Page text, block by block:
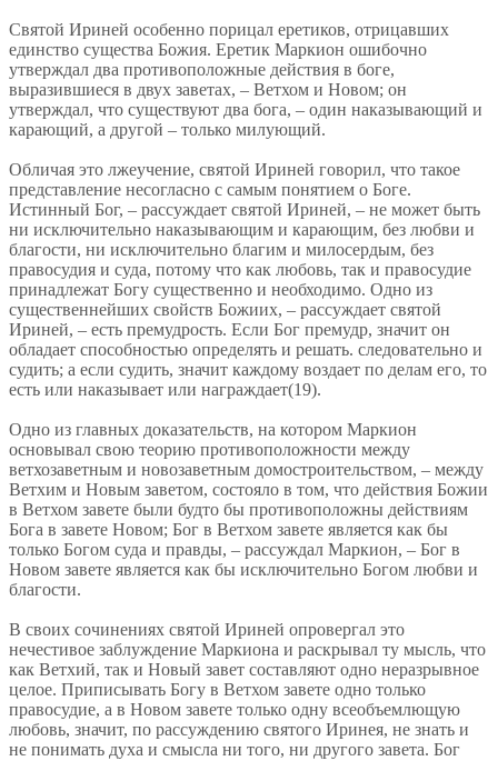
Святой Ириней особенно порицал еретиков, отрицавших
единство существа Божия. Еретик Маркион ошибочно
утверждал два противоположные действия в боге,
выразившиеся в двух заветах, – Ветхом и Новом; он
утверждал, что существуют два бога, – один наказывающий и
карающий, а другой – только милующий.
Обличая это лжеучение, святой Ириней говорил, что такое
представление несогласно с самым понятием о Боге.
Истинный Бог, – рассуждает святой Ириней, – не может быть
ни исключительно наказывающим и карающим, без любви и
благости, ни исключительно благим и милосердым, без
правосудия и суда, потому что как любовь, так и правосудие
принадлежат Богу существенно и необходимо. Одно из
существеннейших свойств Божиих, – рассуждает святой
Ириней, – есть премудрость. Если Бог премудр, значит он
обладает способностью определять и решать. следовательно и
судить; а если судить, значит каждому воздает по делам его, то
есть или наказывает или награждает(19).
Одно из главных доказательств, на котором Маркион
основывал свою теорию противоположности между
ветхозаветным и новозаветным домостроительством, – между
Ветхим и Новым заветом, состояло в том, что действия Божии
в Ветхом завете были будто бы противоположны действиям
Бога в завете Новом; Бог в Ветхом завете является как бы
только Богом суда и правды, – рассуждал Маркион, – Бог в
Новом завете является как бы исключительно Богом любви и
благости.
В своих сочинениях святой Ириней опровергал это
нечестивое заблуждение Маркиона и раскрывал ту мысль, что
как Ветхий, так и Новый завет составляют одно неразрывное
целое. Приписывать Богу в Ветхом завете одно только
правосудие, а в Новом завете только одну всеобъемлющую
любовь, значит, по рассуждению святого Иринея, не знать и
не понимать духа и смысла ни того, ни другого завета. Бог